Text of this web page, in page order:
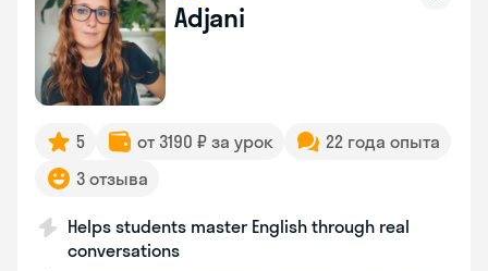
Adjani
5 от 3190 ₽ за урок
22 года опыта
3 отзыва
Helps students master English through real
conversations